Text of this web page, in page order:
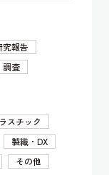
究報告
調査
スチック
製織・DX
その他